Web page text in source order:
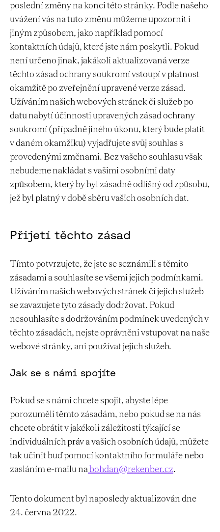
poslední změny na konci této stránky. Podle našeho
uvážení vás na tuto změnu můžeme upozornit i
jiným způsobem, jako například pomocí
kontaktních údajů, které jste nám poskytli. Pokud
není určeno jinak, jakákoli aktualizovaná verze
těchto zásad ochrany soukromí vstoupí v platnost
okamžitě po zveřejnění upravené verze zásad.
Užíváním našich webových stránek či služeb po
datu nabytí účinnosti upravených zásad ochrany
soukromí (případně jiného úkonu, který bude platit
v daném okamžiku) vyjadřujete svůj souhlas s
provedenými změnami. Bez vašeho souhlasu však
nebudeme nakládat s vašimi osobními daty
způsobem, který by byl zásadně odlišný od způsobu,
jež byl platný v době sběru vašich osobních dat.
Přijetí těchto zásad
Tímto potvrzujete, že jste se seznámili s těmito
zásadami a souhlasíte se všemi jejich podmínkami.
Užíváním našich webových stránek či jejich služeb
se zavazujete tyto zásady dodržovat. Pokud
nesouhlasíte s dodržováním podmínek uvedených v
těchto zásadách, nejste oprávněni vstupovat na naše
webové stránky, ani používat jejich služeb.
Jak se s námi spojíte
Pokud se s námi chcete spojit, abyste lépe
porozuměli těmto zásadám, nebo pokud se na nás
chcete obrátit v jakékoli záležitosti týkající se
individuálních práv a vašich osobních údajů, můžete
tak učinit buď pomocí kontaktního formuláře nebo
zasláním e-mailu na bohdan@rekenber.cz.
Tento dokument byl naposledy aktualizován dne
24. června 2022.